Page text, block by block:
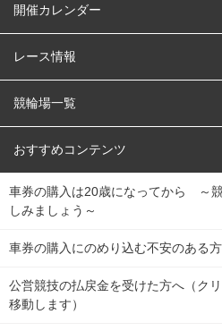
はじめての方へ
開催カレンダー
競輪
オートレース
競輪くじ
Dokanto!
チャリロトプラザ
レース情報
レース予想
レース結果
キャリーオーバー一覧
競輪場一覧
北日本 函館競輪場
関
東
弥彦競輪場 前橋競輪場
関
東
小田原競輪場
おすすめコンテンツ
競輪選手情報
Perfecta Navi
netkeirin
車券の購入は20歳になってから ～
しみましょう～
車券の購入にのめり込む不安のある
公営競技の払戻金を受けた方へ（ク
移動します）